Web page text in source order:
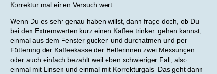
Korrektur mal einen Versuch wert.
Wenn Du es sehr genau haben willst, dann frage doch, ob Du
bei den Extremwerten kurz einen Kaffee trinken gehen kannst,
einmal aus dem Fenster gucken und durchatmen und per
Fütterung der Kaffeekasse der Helferinnen zwei Messungen
oder auch einfach bezahlt weil eben schwieriger Fall, also
einmal mit Linsen und einmal mit Korrekturgals. Das geht dann